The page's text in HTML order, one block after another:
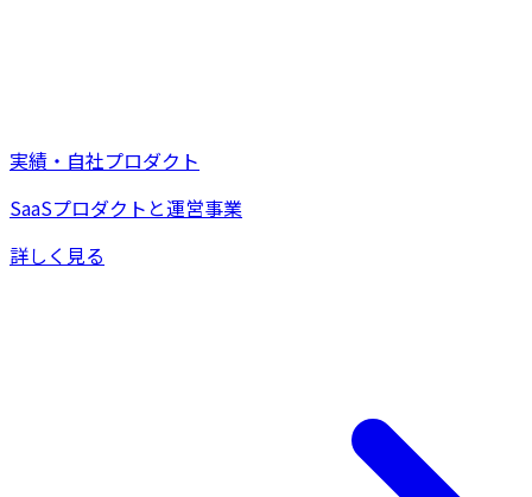
実績・自社プロダクト
SaaSプロダクトと運営事業
詳しく見る